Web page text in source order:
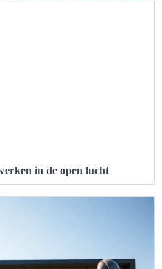
in de open lucht